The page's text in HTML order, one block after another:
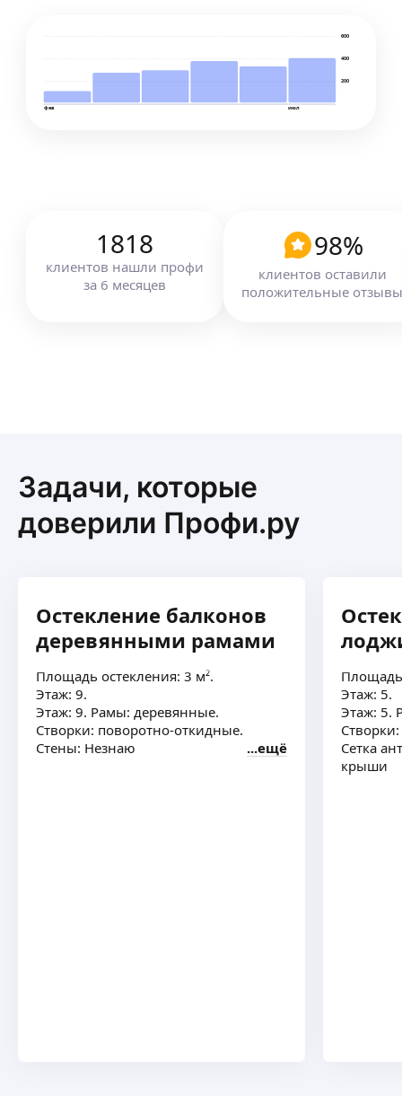
200
400
600
фев июл
1818
клиентов нашли профи
за 6 месяцев
98%
клиентов оставили
положительные отзывы
Задачи, которые
доверили Профи.ру
Остекление балконов
деревянными рамами
Площадь остекления: 3 м².
Этаж: 9.
Этаж: 9. Рамы: деревянные.
Створки: поворотно-откидные.
Стены: Незнаю
ещё
Площадь
Этаж: 5.
Этаж: 5.
Сетка
крыши